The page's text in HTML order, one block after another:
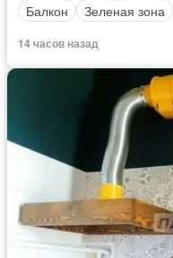
Балкон
Зеленая зона
14 часов назад